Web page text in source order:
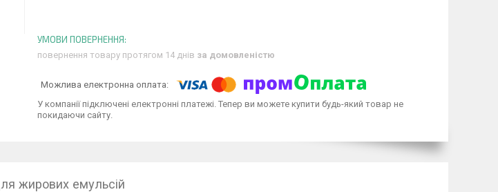
повернення товару протягом 14 днів за домовленістю
У компанії підключені електронні платежі. Тепер ви можете купити будь-який товар не
покидаючи сайту.
жирових емульсій